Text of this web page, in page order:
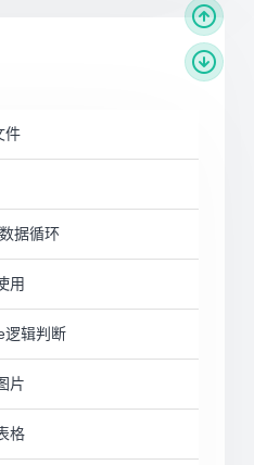
件
据循环
用
逻辑判断
片
格